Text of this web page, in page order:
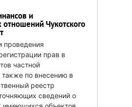
и
Чукотского
проведения
прав в
частной
также по внесению в
реестр
сведений о